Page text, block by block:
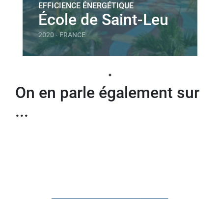
EFFICIENCE ÉNERGÉTIQUE
École de Saint-Leu
2020 - FRANCE
On en parle également sur
...